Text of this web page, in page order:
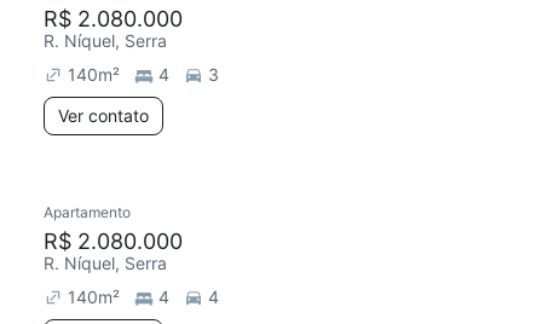
R$ 2.080.000
R. Níquel, Serra
140m² 4
3
Ver contato
Apartamento
R$ 2.080.000
R. Níquel, Serra
140m² 4
4